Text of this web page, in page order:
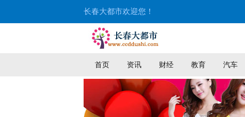
长春大都市欢迎您！
首页 资讯 财经 教育 汽车